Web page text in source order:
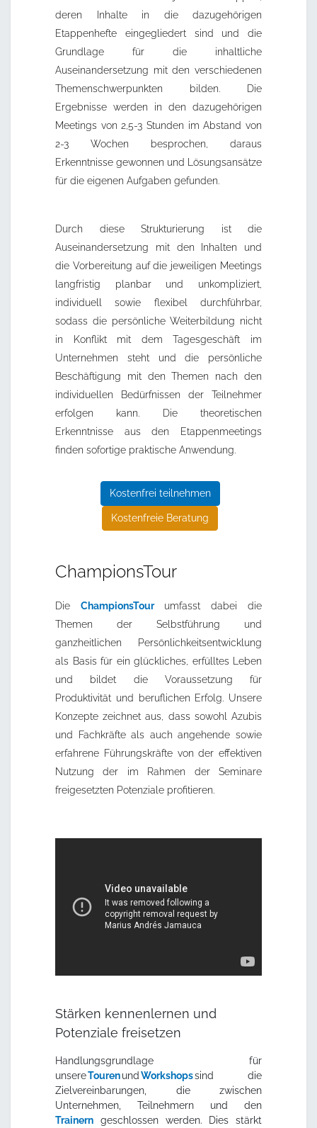
deren Inhalte in die dazugehörigen
Etappenhefte eingegliedert sind und die
Grundlage für die inhaltliche
Auseinandersetzung mit den verschiedenen
Themenschwerpunkten bilden. Die
Ergebnisse werden in den dazugehörigen
Meetings von 2,5-3 Stunden im Abstand von
2-3 Wochen besprochen, daraus
Erkenntnisse gewonnen und Lösungsansätze
für die eigenen Aufgaben gefunden.
Durch diese Strukturierung ist die
Auseinandersetzung mit den Inhalten und
die Vorbereitung auf die jeweiligen Meetings
langfristig planbar und unkompliziert,
individuell sowie flexibel durchführbar,
sodass die persönliche Weiterbildung nicht
in Konflikt mit dem Tagesgeschäft im
Unternehmen steht und die persönliche
Beschäftigung mit den Themen nach den
individuellen Bedürfnissen der Teilnehmer
erfolgen kann. Die theoretischen
Erkenntnisse aus den Etappenmeetings
finden sofortige praktische Anwendung.
Kostenfrei teilnehmen
Kostenfreie Beratung
ChampionsTour
Die ChampionsTour umfasst dabei die
Themen der Selbstführung und
ganzheitlichen Persönlichkeitsentwicklung
als Basis für ein glückliches, erfülltes Leben
und bildet die Voraussetzung für
Produktivität und beruflichen Erfolg. Unsere
Konzepte zeichnet aus, dass sowohl Azubis
und Fachkräfte als auch angehende sowie
erfahrene Führungskräfte von der effektiven
Nutzung der im Rahmen der Seminare
freigesetzten Potenziale profitieren.
Stärken kennenlernen und
Potenziale freisetzen
Handlungsgrundlage für
unsereTourenund Workshopssind die
Zielvereinbarungen, die zwischen
Unternehmen, Teilnehmern und den
Trainern geschlossen werden. Dies stärkt